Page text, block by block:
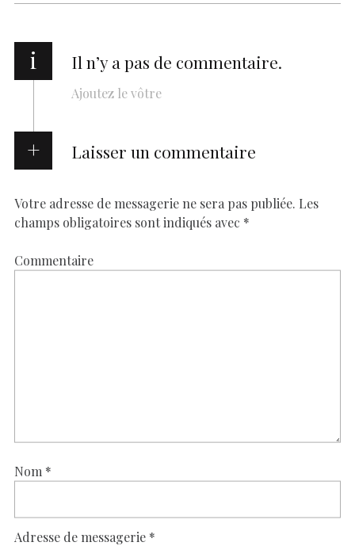
i Il n’y a pas de commentaire.
Ajoutez le vôtre
Laisser un commentaire
Votre adresse de messagerie ne sera pas publiée. Les
champs obligatoires sont indiqués avec *
Commentaire
Nom *
Adresse de messagerie *